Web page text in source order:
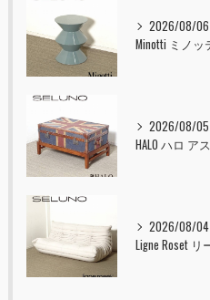
2026/08/06
2026/08/05
2026/08/04